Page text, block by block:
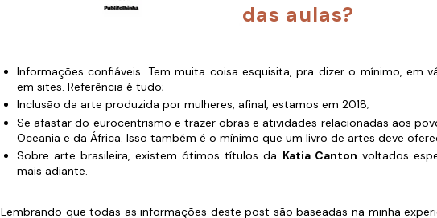
das aulas?
Informações confiáveis. Tem muita coisa esquisita, pra dizer o mínimo, em
em sites. Referência é tudo;
Inclusão da arte produzida por mulheres, afinal, estamos em 2018;
Se afastar do eurocentrismo e trazer obras e atividades relacionadas aos
Oceania e da África. Isso também é o mínimo que um livro de artes deve
Sobre arte brasileira, existem ótimos títulos da Katia Canton voltados
mais adiante.
Lembrando que todas as informações deste post são baseadas na minha